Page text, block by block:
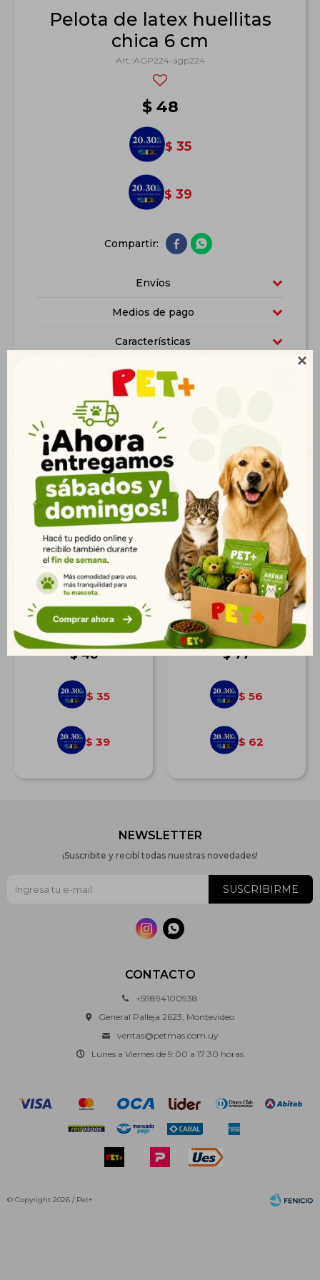

Pelota de latex huellitas
chica 6 cm
AGP224-agp224
$ 48
$ 35
$ 39
 
Envíos
Medios de pago
Características
Productos que te pueden interesar
Bolo de latex
$ 48
$ 35
$ 39
Pelota de Goma
Multicolor
$ 77
$ 56
$ 62
CONTACTO
+59894100938
General Palleja 2623, Montevideo
ventas@petmas.com.uy
Lunes a Viernes de 9:00 a 17:30 horas
NEWSLETTER
¡Suscribite y recibí todas nuestras novedades!
SUSCRIBIRME
 
© Copyright 2026 / Pet+